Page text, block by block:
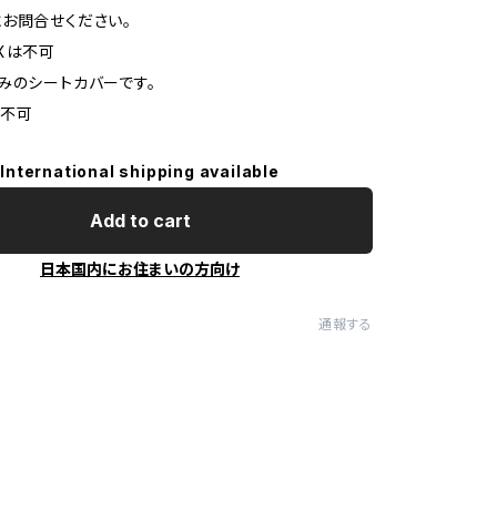
問合せください。
は不可
シートカバーです。
可
International shipping available
Add to cart
日本国内にお住まいの方向け
通報する